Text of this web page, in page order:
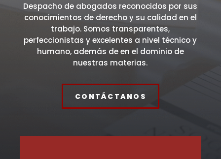
Despacho de abogados reconocidos por sus
conocimientos de derecho y su calidad en el
trabajo. Somos transparentes,
perfeccionistas y excelentes a nivel técnico y
humano, además de en el dominio de
nuestras materias.
CONTÁCTANOS